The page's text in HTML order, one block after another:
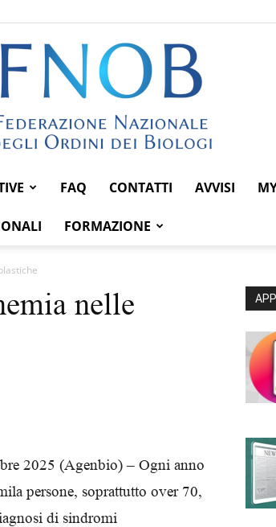
Federazione
FAQ CONTATTI AVVISI
FORMAZIONE
nelle
2025 (Agenbio) – Ogni anno
persone, soprattutto over 70,
di sindromi